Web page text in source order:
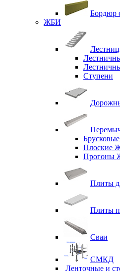
Бордюр
ЖБИ
Ступени
Плоские
Прогоны
Плиты
Плиты
Сваи
СМКД
Ленточные и